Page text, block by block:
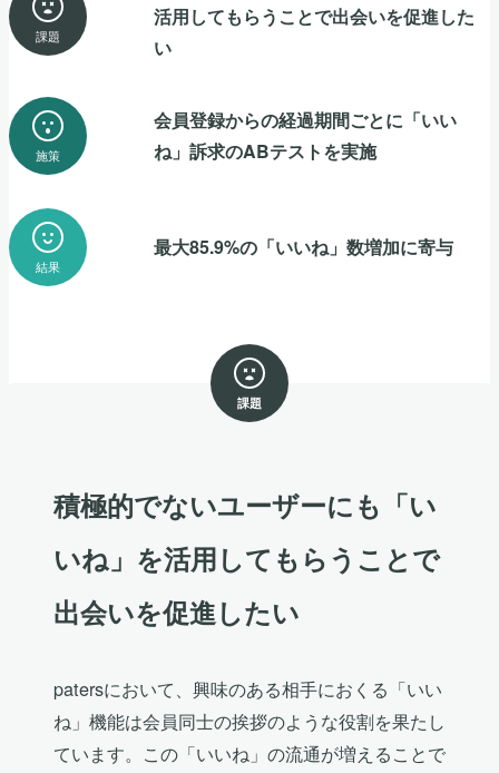
課題
活用してもらうことで出会いを促進した
い
施策
会員登録からの経過期間ごとに「いい
ね」訴求のABテストを実施
結果
最大85.9%の「いいね」数増加に寄与
課題
積極的でないユーザーにも「い
いね」を活用してもらうことで
出会いを促進したい
patersにおいて、興味のある相手におくる「いい
ね」機能は会員同士の挨拶のような役割を果たし
ています。この「いいね」の流通が増えることで